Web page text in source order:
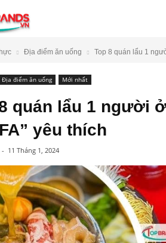
Địa điểm ăn uống Top 8 quán lẩu 1
Địa điểm ăn uống Mới nhất
quán lẩu 1 người
yêu thích
- 11 Tháng 1, 2024